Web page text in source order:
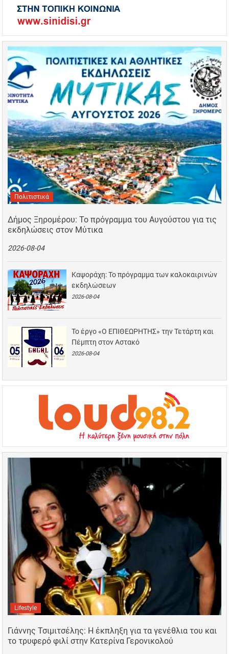
Πολιτιστικά
Δήμος Ξηρομέρου: Το πρόγραμμα του Αυγούστου για τις
εκδηλώσεις στον Μύτικα
2026-08-04
Καψοράχη: Το πρόγραμμα των καλοκαιρινών
εκδηλώσεων
2026-08-04
Το έργο «Ο ΕΠΙΘΕΩΡΗΤΗΣ» την Τετάρτη και
Πέμπτη στον Αστακό
2026-08-04
Lifestyle
Γιάννης Τσιμιτσέλης: Η έκπληξη για τα γενέθλια του και
το τρυφερό φιλί στην Κατερίνα Γερονικολού